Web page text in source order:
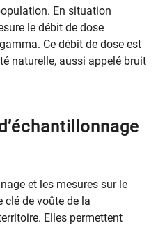
En situation
le débit de dose
Ce débit de dose est
naturelle, aussi appelé bruit
et les mesures sur le
de voûte de la
Elles permettent